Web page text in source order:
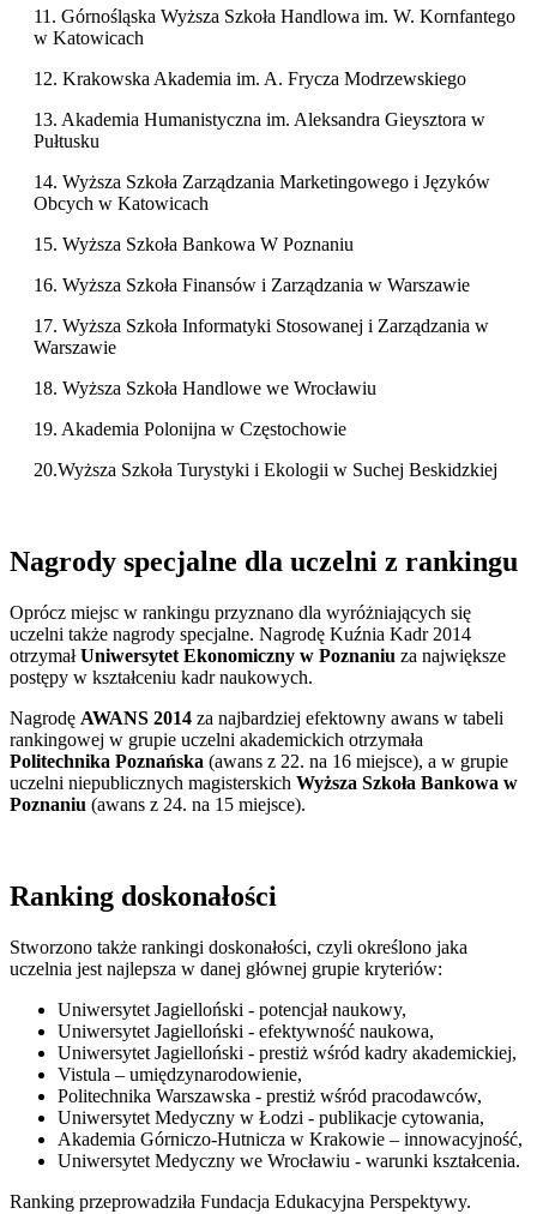
11. Górnośląska Wyższa Szkoła Handlowa im. W. Kornfantego
w Katowicach
12. Krakowska Akademia im. A. Frycza Modrzewskiego
13. Akademia Humanistyczna im. Aleksandra Gieysztora w
Pułtusku
14. Wyższa Szkoła Zarządzania Marketingowego i Języków
Obcych w Katowicach
15. Wyższa Szkoła Bankowa W Poznaniu
16. Wyższa Szkoła Finansów i Zarządzania w Warszawie
17. Wyższa Szkoła Informatyki Stosowanej i Zarządzania w
Warszawie
18. Wyższa Szkoła Handlowe we Wrocławiu
19. Akademia Polonijna w Częstochowie
20.Wyższa Szkoła Turystyki i Ekologii w Suchej Beskidzkiej
Nagrody specjalne dla uczelni z rankingu
Oprócz miejsc w rankingu przyznano dla wyróżniających się
uczelni także nagrody specjalne. Nagrodę Kuźnia Kadr 2014
otrzymałUniwersytet Ekonomiczny w Poznaniu za największe
postępy w kształceniu kadr naukowych.
Nagrodę AWANS 2014 za najbardziej efektowny awans w tabeli
rankingowej w grupie uczelni akademickich otrzymała
Politechnika Poznańska (awans z 22. na 16 miejsce), a w grupie
uczelni niepublicznych magisterskich Wyższa Szkoła Bankowa w
Poznaniu (awans z 24. na 15 miejsce).
Ranking doskonałości
Stworzono także rankingi doskonałości, czyli określono jaka
uczelnia jest najlepsza w danej głównej grupie kryteriów:
Uniwersytet Jagielloński - potencjał naukowy,
Uniwersytet Jagielloński - efektywność naukowa,
Uniwersytet Jagielloński - prestiż wśród kadry akademickiej,
Vistula – umiędzynarodowienie,
Politechnika Warszawska - prestiż wśród pracodawców,
Uniwersytet Medyczny w Łodzi - publikacje cytowania,
Akademia Górniczo-Hutnicza w Krakowie – innowacyjność,
Uniwersytet Medyczny we Wrocławiu - warunki kształcenia.
Ranking przeprowadziła Fundacja Edukacyjna Perspektywy.